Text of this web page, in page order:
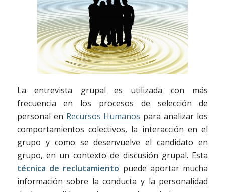
La entrevista grupal es utilizada con más
frecuencia en los procesos de selección de
personal en Recursos Humanos para analizar los
comportamientos colectivos, la interacción en el
grupo y como se desenvuelve el candidato en
grupo, en un contexto de discusión grupal. Esta
técnica de reclutamiento puede aportar mucha
información sobre la conducta y la personalidad